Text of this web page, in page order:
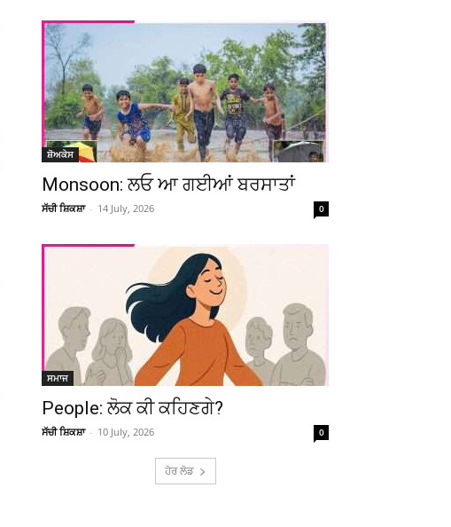
ਸ਼ੋਅਕੇਸ
Monsoon: ਲਓ ਆ ਗਈਆਂ ਬਰਸਾਤਾਂ
ਸੱਚੀ ਸ਼ਿਕਸ਼ਾ - 14 July, 2026 0
ਸਮਾਜ
People: ਲੋਕ ਕੀ ਕਹਿਣਗੇ?
ਸੱਚੀ ਸ਼ਿਕਸ਼ਾ - 10 July, 2026 0
ਹੋਰ ਲੋਡ